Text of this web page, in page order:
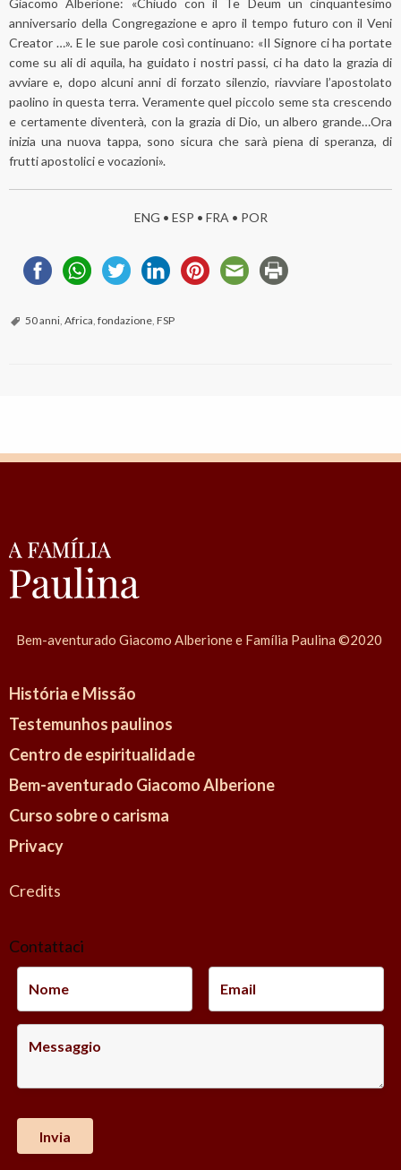
Giacomo Alberione: «Chiudo con il Te Deum un cinquantesimo
anniversario della Congregazione e apro il tempo futuro con il Veni
Creator …». E le sue parole così continuano: «Il Signore ci ha portate
come su ali di aquila, ha guidato i nostri passi, ci ha dato la grazia di
avviare e, dopo alcuni anni di forzato silenzio, riavviare l’apostolato
paolino in questa terra. Veramente quel piccolo seme sta crescendo
e certamente diventerà, con la grazia di Dio, un albero grande…Ora
inizia una nuova tappa, sono sicura che sarà piena di speranza, di
frutti apostolici e vocazioni».
ENG • ESP • FRA• POR
50 anni, Africa, fondazione, FSP
Bem-aventurado Giacomo Alberione e Família Paulina ©2020
História e Missão
Testemunhos paulinos
Centro de espiritualidade
Bem-aventurado Giacomo Alberione
Curso sobre o carisma
Privacy
Credits
Contattaci